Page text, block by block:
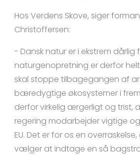
Hos Verdens Skove, siger
Christoffersen:
- Dansk natur er i ekstrem
naturgenopretning er derfor helt
skal stoppe tilbagegangen af
bæredygtige økosystemer i
derfor virkelig ærgerligt og trist,
regering modarbejder vigtige
EU. Det er for os en
vælger at indtage en så